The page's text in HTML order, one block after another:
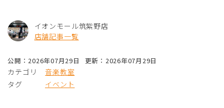
イオンモール筑紫野店
店舗記事一覧
公開：2026年07月29日 更新：2026年07月29日
カテゴリ
音楽教室
タグ
イベント